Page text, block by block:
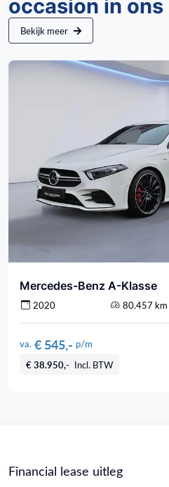
Bekijk meer
Mercedes-Benz A-Klasse
2020 80.457 km
va. € 545,- p/m
€ 38.950,- Incl. BTW
Financial lease uitleg